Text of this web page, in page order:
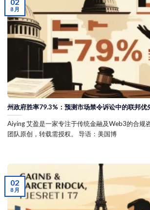
州政府胜率79.3%：预测市场禁令诉讼中的联邦优
Aiying 艾盈是一家专注于传统金融及Web3的合规
团队原创，转载需授权。 导语：美国博
02
8 月
02
8 月